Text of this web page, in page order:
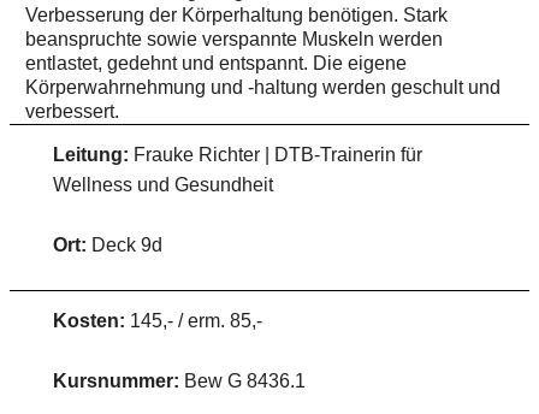
Verbesserung der Körperhaltung benötigen. Stark
beanspruchte sowie verspannte Muskeln werden
entlastet, gedehnt und entspannt. Die eigene
Körperwahrnehmung und -haltung werden geschult und
verbessert.
Leitung: Frauke Richter | DTB-Trainerin für
Wellness und Gesundheit
Ort: Deck 9d
Kosten: 145,- / erm. 85,-
Kursnummer: Bew G 8436.1